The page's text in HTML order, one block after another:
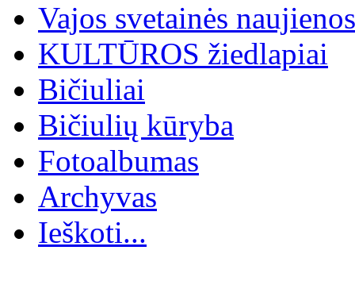
Vajos svetainės naujienos
KULTŪROS žiedlapiai
Bičiuliai
Bičiulių kūryba
Fotoalbumas
Archyvas
Ieškoti...